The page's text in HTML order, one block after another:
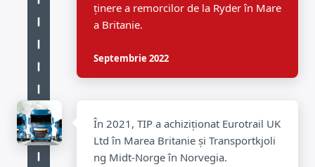
ținere a remorcilor de la Ryder în Mare
a Britanie.
Septembrie 2022
În 2021, TIP a achiziționat Eurotrail UK
Ltd în Marea Britanie și Transportkjoli
ng Midt-Norge în Norvegia.